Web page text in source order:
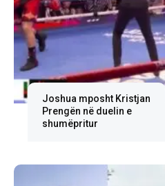
Joshua mposht Kristjan
Prengën në duelin e
shumëpritur